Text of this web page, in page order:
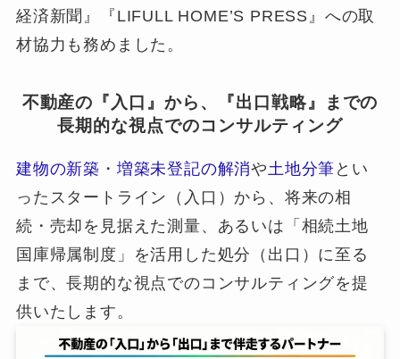
経済新聞』『LIFULL HOME’S PRESS』への取
材協力も務めました。
不動産の『入口』から、『出口戦略』までの
長期的な視点でのコンサルティング
建物の新築 ・ 増築未登記の解消や 土地分筆 とい
ったスタートライン（入口）から、将来の相
続・売却を見据えた測量、あるいは「相続土地
国庫帰属制度」を活用した処分（出口）に至る
まで、長期的な視点でのコンサルティングを提
供いたします。